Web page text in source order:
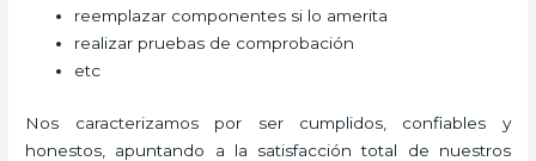
reemplazar componentes si lo amerita
realizar pruebas de comprobación
etc
Nos caracterizamos por ser cumplidos, confiables y
honestos, apuntando a la satisfacción total de nuestros